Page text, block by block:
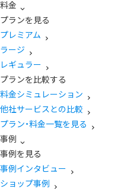
料金
プランを見る
プレミアム
ラージ
レギュラー
プランを比較する
料金シミュレーション
他社サービスとの比較
プラン・料金一覧を見る
事例
事例を見る
事例インタビュー
ショップ事例